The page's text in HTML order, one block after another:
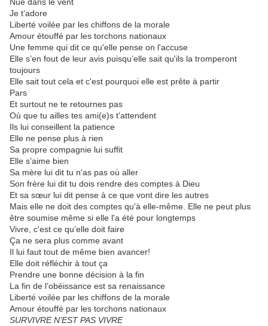
Je t’adore
Liberté voilée par les chiffons de la morale
Amour étouffé par les torchons nationaux
Une femme qui dit ce qu'elle pense on l'accuse
Elle s’en fout de leur avis puisqu’elle sait qu'ils la tromperont
toujours
Elle sait tout cela et c'est pourquoi elle est prête à partir
Pars
Et surtout ne te retournes pas
Où que tu ailles tes ami(e)s t'attendent
Ils lui conseillent la patience
Elle ne pense plus à rien
Sa propre compagnie lui suffit
Elle s’aime bien
Sa mère lui dit tu n'as pas où aller
Son frère lui dit tu dois rendre des comptes à Dieu
Et sa sœur lui dit pense à ce que vont dire les autres
Mais elle ne doit des comptes qu'à elle-même. Elle ne peut plus
être soumise même si elle l'a été pour longtemps
Vivre, c'est ce qu’elle doit faire
Ça ne sera plus comme avant
Il lui faut tout de même bien avancer!
Elle doit réfléchir à tout ça
Prendre une bonne décision à la fin
La fin de l’obéissance est sa renaissance
Liberté voilée par les chiffons de la morale
Amour étouffé par les torchons nationaux
SURVIVRE N’EST PAS VIVRE